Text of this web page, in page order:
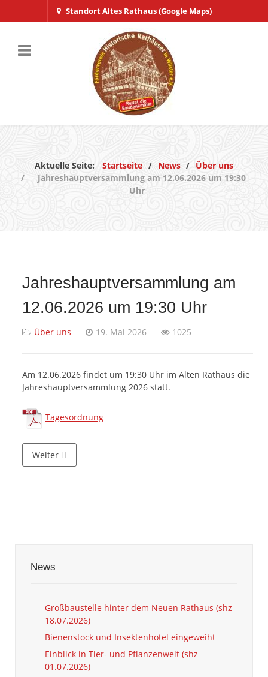
Standort Altes Rathaus (Google Maps)
Aktuelle Seite: Startseite News
Über uns
Jahreshauptversammlung am 12.06.2026 um 19:30
Uhr
Jahreshauptversammlung am
12.06.2026 um 19:30 Uhr
Über uns 19. Mai 2026 1025
Am 12.06.2026 findet um 19:30 Uhr im Alten Rathaus die
Jahreshauptversammlung 2026 statt.
Tagesordnung
Nächster Beitrag: Verkauf T-Shirt "Wilster finde ich gut"
Weiter
News
Großbaustelle hinter dem Neuen Rathaus (shz
18.07.2026)
Bienenstock und Insektenhotel eingeweiht
Einblick in Tier- und Pflanzenwelt (shz
01.07.2026)